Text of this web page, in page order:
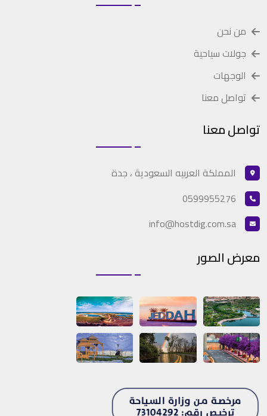
من نحن
جولات سياحية
الوجهات
تواصل معنا
تواصل معنا
المملكة العربيه السعودية ، جدة
0599955276
info@hostdig.com.sa
معرض الصور